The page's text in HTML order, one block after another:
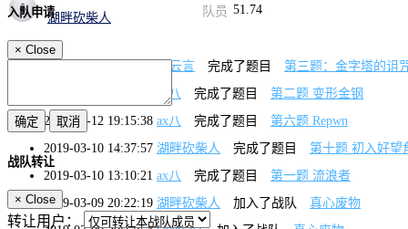
湖畔砍柴人 队员 51.74
忆云言 完成了题目
第三题：金字塔的诅
ax八 完成了题目
第二题 变形金钢
2019-03-12 19:15:38 ax八 完成了题目
第六题 Repwn
2019-03-10 14:37:57 湖畔砍柴人 完成了题目
第十题 初入好望
2019-03-10 13:10:21 ax八 完成了题目
第一题 流浪者
2019-03-09 20:22:19 湖畔砍柴人 加入了战队
真心废物
入队申请
× Close
战队转让
× Close
转让用户：